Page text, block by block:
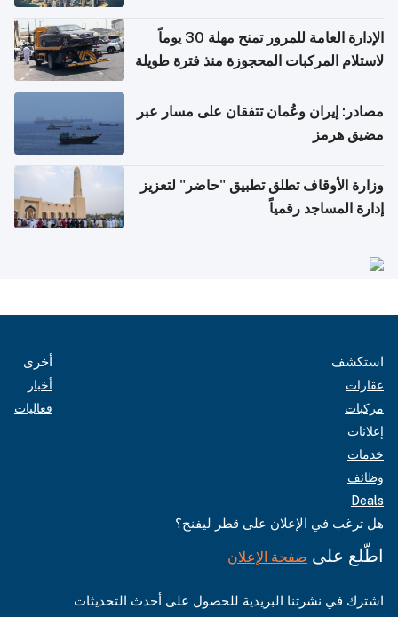
الإدارة العامة للمرور تمنح مهلة 30 يوماً
لاستلام المركبات المحجوزة منذ فترة طويلة
مصادر: إيران وعُمان تتفقان على مسار عبر
مضيق هرمز
وزارة الأوقاف تطلق تطبيق "حاضر" لتعزيز
إدارة المساجد رقمياً
استكشف
عقارات
مركبات
إعلانات
خدمات
وظائف
Deals
أخرى
أخبار
فعاليات
هل ترغب في الإعلان على قطر ليفنج؟
اطّلع على صفحة الإعلان
اشترك في نشرتنا البريدية للحصول على أحدث التحديثات